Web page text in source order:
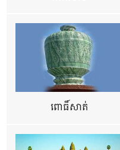
ពោធិ៍សាត់